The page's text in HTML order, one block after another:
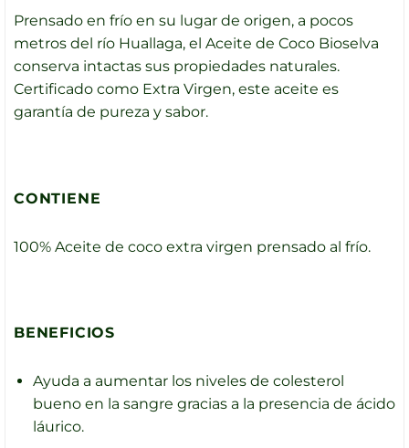
Prensado en frío en su lugar de origen, a pocos
metros del río Huallaga, el Aceite de Coco Bioselva
conserva intactas sus propiedades naturales.
Certificado como Extra Virgen, este aceite es
garantía de pureza y sabor.
CONTIENE
100% Aceite de coco extra virgen prensado al frío.
BENEFICIOS
Ayuda a aumentar los niveles de colesterol
bueno en la sangre gracias a la presencia de ácido
láurico.